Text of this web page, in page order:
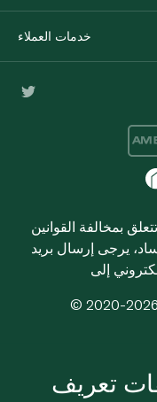
خدمات العملاء
بمخالفة القوانين
يرجى إرسال بريد
تعريف